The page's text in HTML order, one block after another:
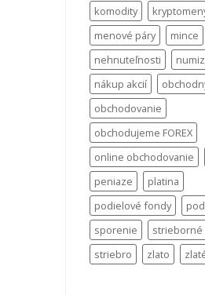
komodity
menové páry
mince
nehnuteľnosti
nákup akcií
obchodovanie
obchodujeme FOREX
online obchodovanie
peniaze
platina
podielové fondy
sporenie
strieborné
striebro
zlato